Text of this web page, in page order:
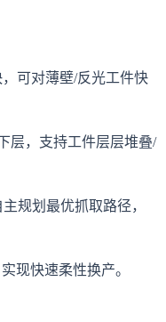
可对薄壁/反光工件快
层，支持工件层层堆叠/
规划最优抓取路径，
现快速柔性换产。